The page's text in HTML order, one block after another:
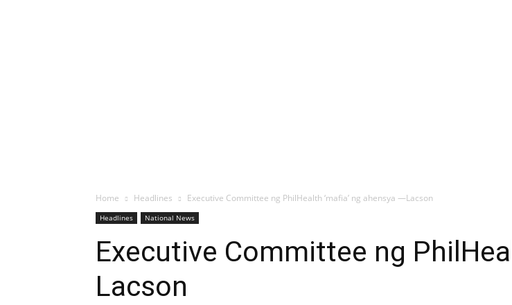
Home Headlines Executive Committee ng PhilHealth ‘mafia’ ng ahensya —Lacson
Headlines National News
Executive Committee ng
Lacson